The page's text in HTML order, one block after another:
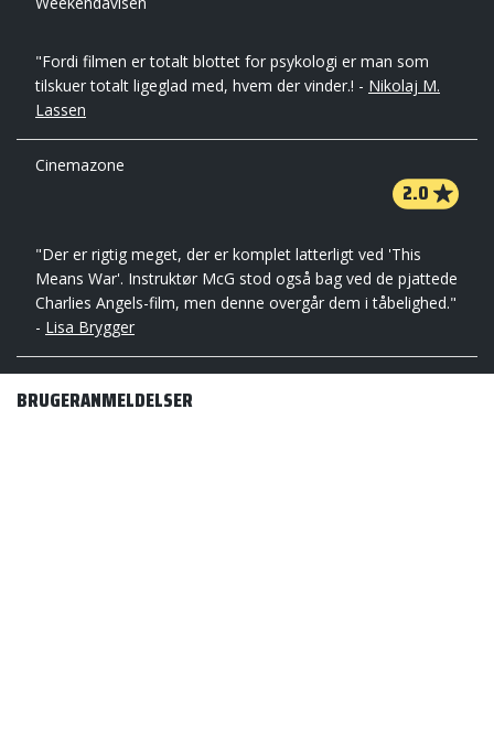
"Fordi filmen er totalt blottet for psykologi er man som
tilskuer totalt ligeglad med, hvem der vinder.! - Nikolaj M.
Lassen
Cinemazone
2.0
"Der er rigtig meget, der er komplet latterligt ved 'This
Means War'. Instruktør McG stod også bag ved de pjattede
Charlies Angels-film, men denne overgår dem i tåbelighed."
- Lisa Brygger
BRUGERANMELDELSER